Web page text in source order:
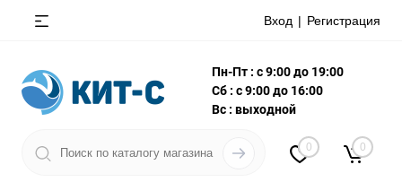
Вход Регистрация
Пн-Пт : с 9:00 до 19:00
Сб : с 9:00 до 16:00
Вс : выходной
0 0